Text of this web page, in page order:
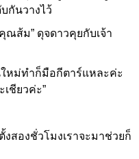
กันวางไว้
ส้ม” ดุจดาวคุยกับเจ้า
ม่ทำก็มือกีตาร์แหละค่ะ
เชียวค่ะ”
องชั่วโมงเราจะมาช่วยก็